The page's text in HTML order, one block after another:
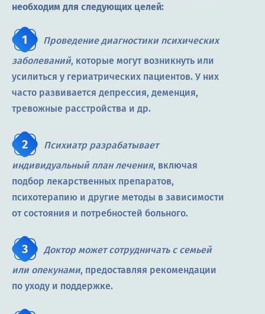
необходим для следующих целей:
Проведение диагностики психических
заболеваний, которые могут возникнуть или
усилиться у гериатрических пациентов. У них
часто развивается депрессия, деменция,
тревожные расстройства и др.
Психиатр разрабатывает
индивидуальный план лечения, включая
подбор лекарственных препаратов,
психотерапию и другие методы в зависимости
от состояния и потребностей больного.
Доктор может сотрудничать с семьей
или опекунами, предоставляя рекомендации
по уходу и поддержке.